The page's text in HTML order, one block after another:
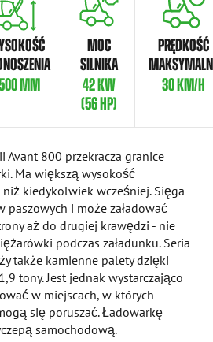
MM
MOC
SILNIKA
42 KW
(56 HP)
PRĘDKOŚĆ
30 KM/H
Avant 800 przekracza granice
Ma większą wysokość
kiedykolwiek wcześniej. Sięga
paszowych i może załadować
aż do drugiej krawędzi - nie
podczas załadunku. Seria
także kamienne palety dzięki
tony. Jest jednak wystarczająco
w miejscach, w których
się poruszać. Ładowarkę
samochodową.